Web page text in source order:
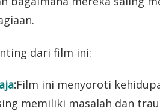
dari film ini:
:Film ini menyoroti
memiliki masalah dan